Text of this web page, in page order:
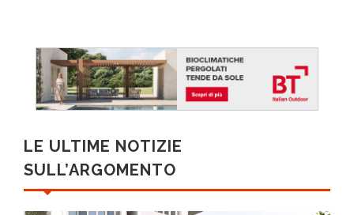
LE ULTIME NOTIZIE
SULL’ARGOMENTO